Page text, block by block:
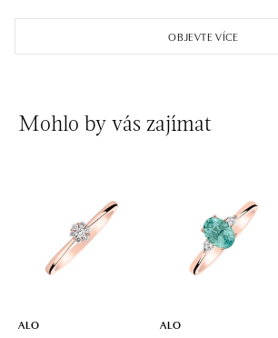
Einsteinova 18, 851 01 Bratislava
ALO diamonds OC Avion,
Ivanská cesta 16, 821 04 Bratislava
ALO diamonds OC Eurovea,
Pribinova 8, 811 09 Bratislava
tel.: +421 917 090 700, +421 918 777 670
OBJEVTE VÍCE
Mohlo by vás zajímat
ALO
ALO